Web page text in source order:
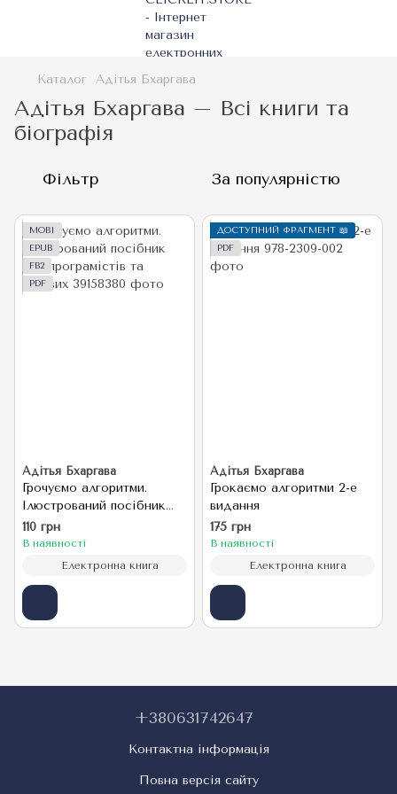
Каталог Адітья Бхаргава
Адітья Бхаргава – Всі книги та
біографія
Фільтр За популярністю
MOBI
EPUB
FB2
PDF
Адітья Бхаргава
Грочуємо алгоритми.
Ілюстрований посібник
для програмістів та
цікавих
110 грн
В наявності
Електронна книга
ДОСТУПНИЙ ФРАГМЕНТ 📖
PDF
Адітья Бхаргава
Грокаємо алгоритми 2-е
видання
175 грн
В наявності
Електронна книга
+380631742647
Контактна інформація
Повна версія сайту